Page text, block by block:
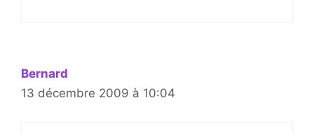
Bernard
13 décembre 2009 à 10:04